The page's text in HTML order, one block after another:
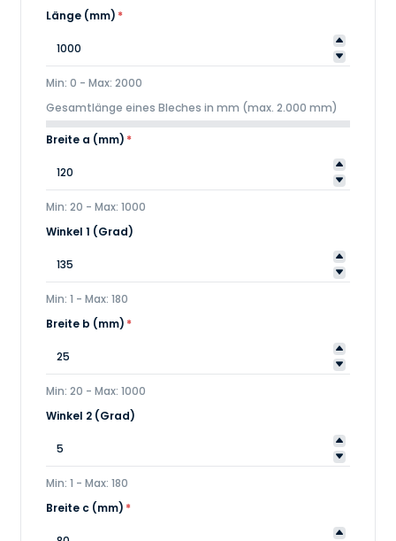
Länge (mm) *
Min: 0 - Max: 2000
Gesamtlänge eines Bleches in mm (max. 2.000 mm)
Breite a (mm) *
Min: 20 - Max: 1000
Winkel 1 (Grad)
Min: 1 - Max: 180
Breite b (mm) *
Min: 20 - Max: 1000
Winkel 2 (Grad)
Min: 1 - Max: 180
Breite c (mm) *